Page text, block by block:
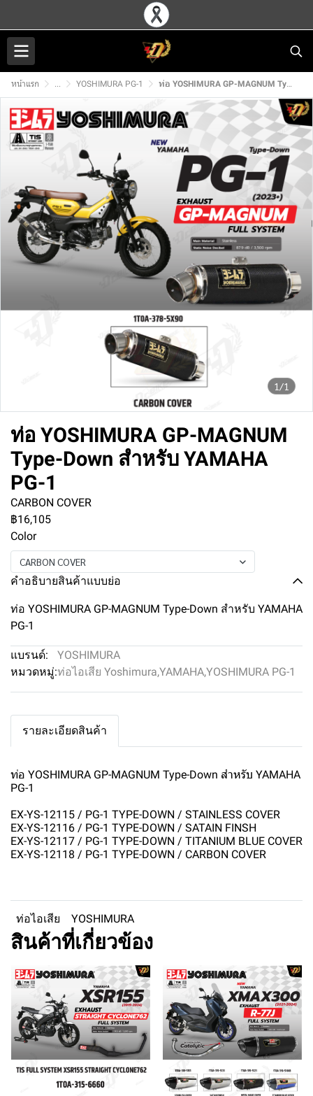
หน้าแรก ... YOSHIMURA PG-1 ท่อ YOSHIMURA GP-MAGNUM Type-Down สำหรับ YAMAHA PG-1
1/1
ท่อ YOSHIMURA GP-MAGNUM
Type-Down สำหรับ YAMAHA
PG-1
CARBON COVER
฿16,105
Color
CARBON COVER
คำอธิบายสินค้าแบบย่อ
ท่อ YOSHIMURA GP-MAGNUM Type-Down สำหรับ YAMAHA
PG-1
แบรนด์:
YOSHIMURA
หมวดหมู่:ท่อไอเสีย Yoshimura,YAMAHA,YOSHIMURA PG-1
รายละเอียดสินค้า
ท่อ YOSHIMURA GP-MAGNUM Type-Down สำหรับ YAMAHA
PG-1
EX-YS-12115 / PG-1 TYPE-DOWN / STAINLESS COVER
EX-YS-12116 / PG-1 TYPE-DOWN / SATAIN FINSH
EX-YS-12117 / PG-1 TYPE-DOWN / TITANIUM BLUE COVER
EX-YS-12118 / PG-1 TYPE-DOWN / CARBON COVER
ท่อไอเสีย YOSHIMURA
สินค้าที่เกี่ยวข้อง